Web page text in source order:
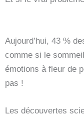
Aujourd’hui, 43 %
comme si le
émotions à fleur de
pas !
Les découvertes